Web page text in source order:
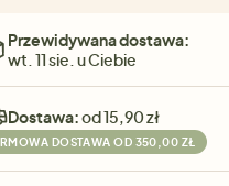
Przewidywana dostawa:
wt. 11 sie. u Ciebie
Dostawa:od 15,90 zł
DOSTAWA OD 350,00 ZŁ